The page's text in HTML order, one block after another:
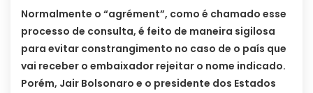
Normalmente o “agrément”, como é chamado esse
processo de consulta, é feito de maneira sigilosa
para evitar constrangimento no caso de o país que
vai receber o embaixador rejeitar o nome indicado.
Porém, Jair Bolsonaro e o presidente dos Estados